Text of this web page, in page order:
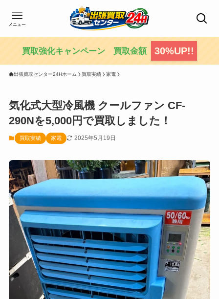
メニュー
買取強化キャンペーン 買取金額 30%UP!!
出張買取センター24Hホーム 買取実績 家電
気化式大型冷風機 クールファン CF-
290Nを5,000円で買取しました！
買取実績 家電 2025年5月19日